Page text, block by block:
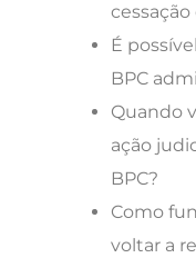
É
BPC
Quando
ação
BPC?
Como
voltar a